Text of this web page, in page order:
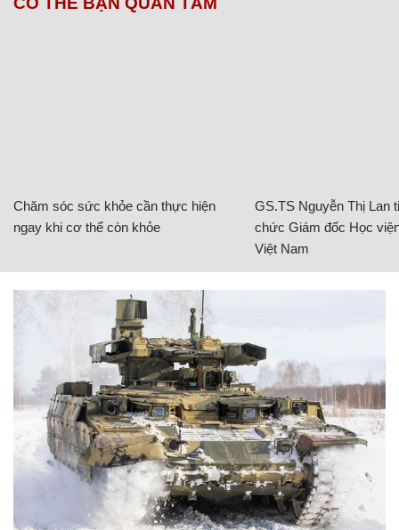
Chăm sóc sức khỏe cần thực hiện
ngay khi cơ thể còn khỏe
GS.TS Nguyễn Thị Lan
chức Giám đốc Học
Việt Nam